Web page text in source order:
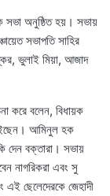
সভা অনুষ্ঠিত হয়। সভায়
সভাপতি সাহির
ভুলাই মিয়া, আজাদ
করে বলেন, বিধায়ক
আমিনুল হক
দেন বক্তারা। সভায়
নাগরিকরা এবং সু
এই ছেলেদেরকে জেহাদী